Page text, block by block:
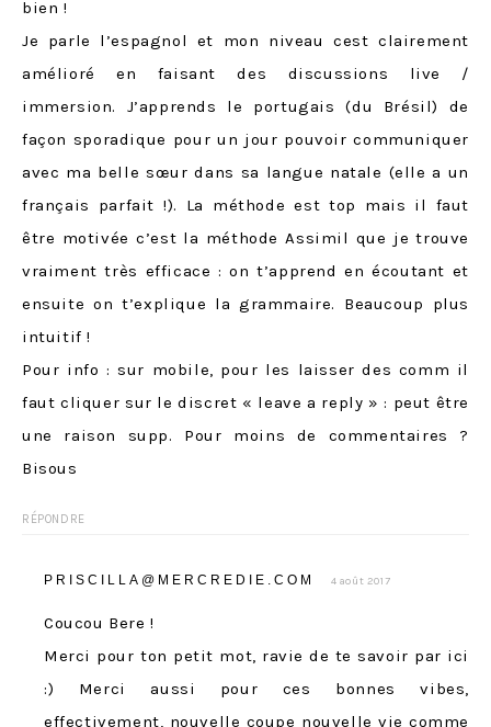
bien !
Je parle l’espagnol et mon niveau cest clairement
amélioré en faisant des discussions live /
immersion. J’apprends le portugais (du Brésil) de
façon sporadique pour un jour pouvoir communiquer
avec ma belle sœur dans sa langue natale (elle a un
français parfait !). La méthode est top mais il faut
être motivée c’est la méthode Assimil que je trouve
vraiment très efficace : on t’apprend en écoutant et
ensuite on t’explique la grammaire. Beaucoup plus
intuitif !
Pour info : sur mobile, pour les laisser des comm il
faut cliquer sur le discret « leave a reply » : peut être
une raison supp. Pour moins de commentaires ?
Bisous
RÉPONDRE
PRISCILLA@MERCREDIE.COM 4 août 2017
Coucou Bere !
Merci pour ton petit mot, ravie de te savoir par ici
:) Merci aussi pour ces bonnes vibes,
effectivement, nouvelle coupe nouvelle vie comme